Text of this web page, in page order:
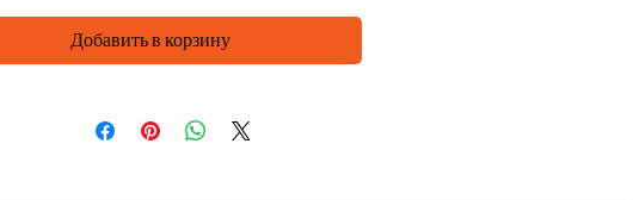
Добавить в корзину